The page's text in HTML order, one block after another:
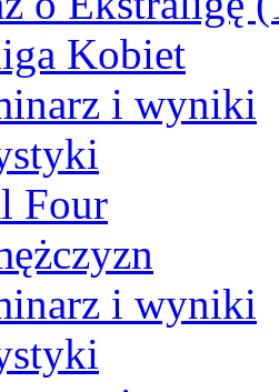
Kobiet
i wyniki
Four
i wyniki